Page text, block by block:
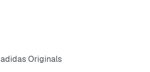
adidas Originals